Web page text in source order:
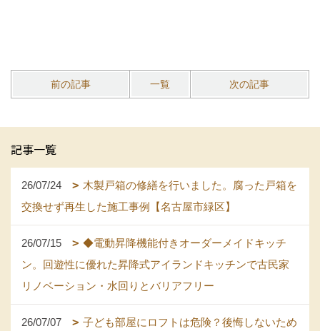
前の記事 一覧 次の記事
記事一覧
26/07/24
木製戸箱の修繕を行いました。腐った戸箱を
交換せず再生した施工事例【名古屋市緑区】
26/07/15
◆電動昇降機能付きオーダーメイドキッチ
ン。回遊性に優れた昇降式アイランドキッチンで古民家
リノベーション・水回りとバリアフリー
26/07/07
子ども部屋にロフトは危険？後悔しないため